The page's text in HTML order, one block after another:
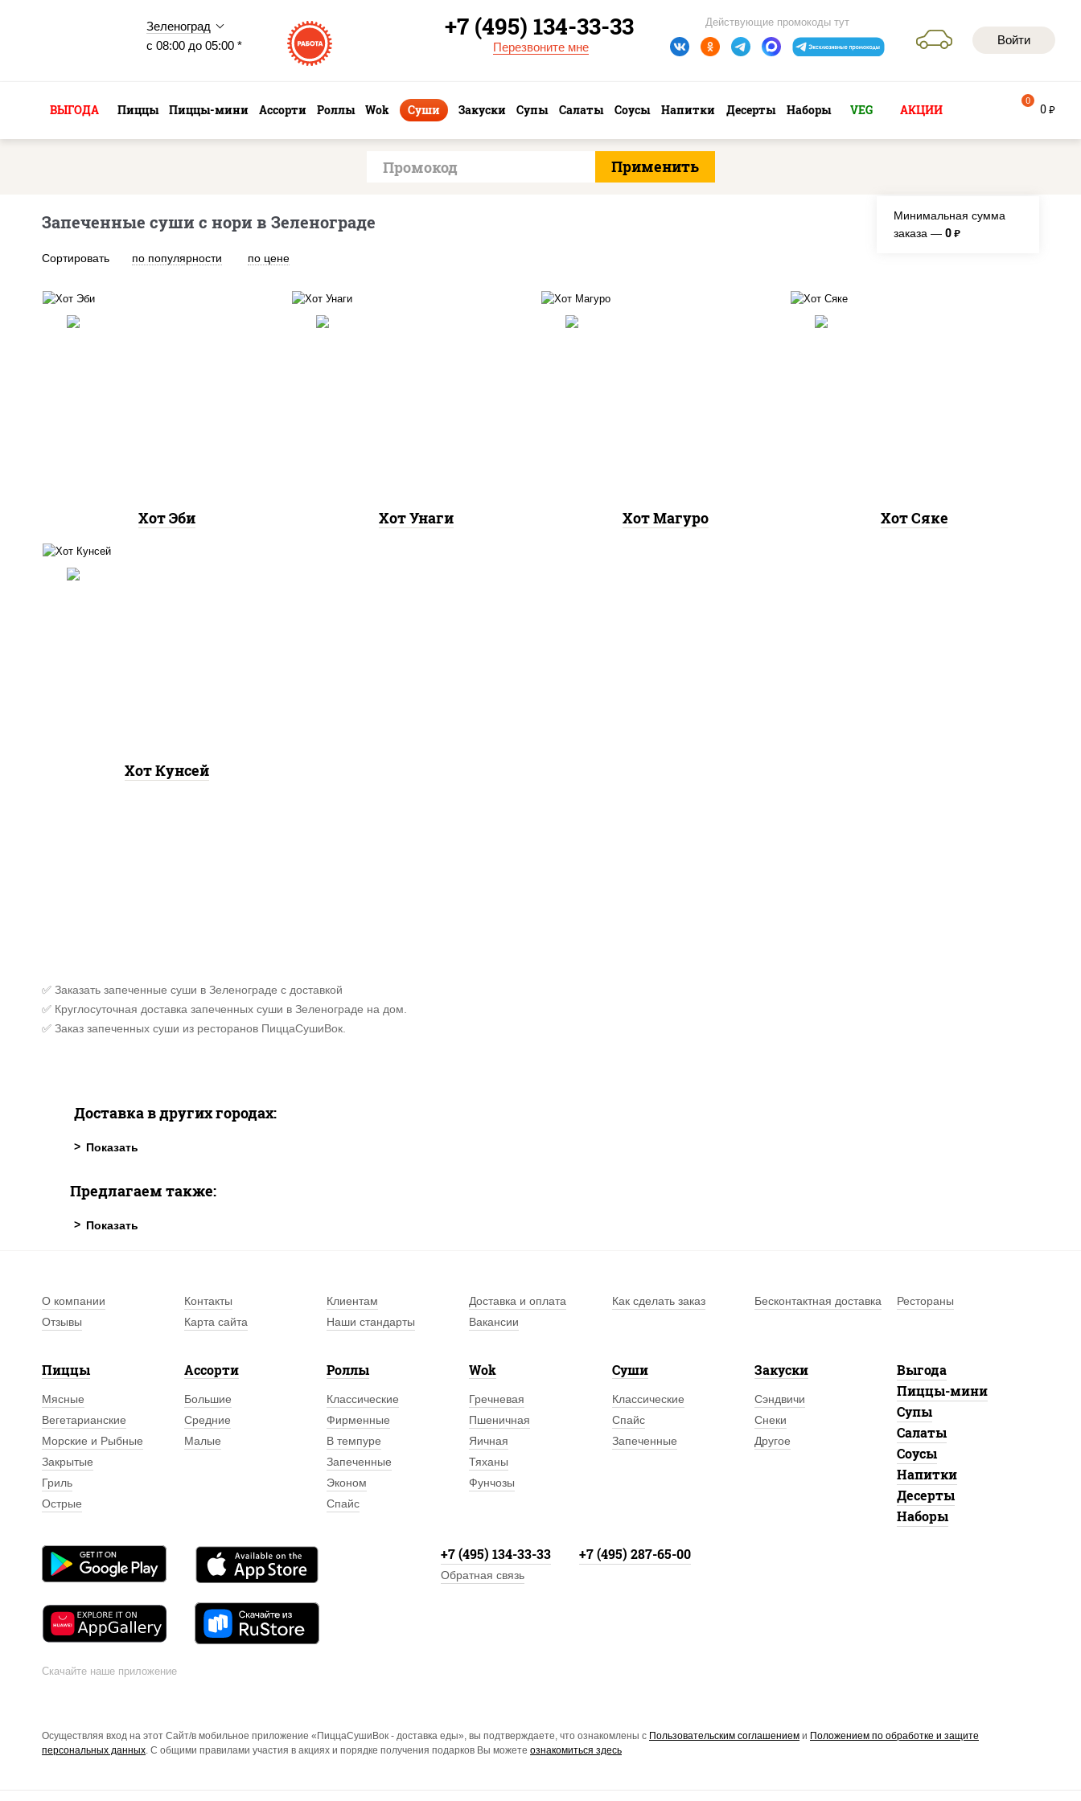
Зеленоград
с 08:00 до 05:00 *
Войти
Действующие промокоды тут
+7 (495) 134-33-33
Перезвоните мне
ВЫГОДА Пиццы Пиццы-мини Ассорти Роллы Wok Суши Закуски Супы Салаты Соусы Напитки Десерты Наборы VEG АКЦИИ 0 руб
0
Запеченные суши с нори в Зеленограде
Сортировать по популярности по цене
Минимальная сумма
заказа — 0 руб.
Хот Эби Хот Унаги Хот Магуро Хот Сяке
Хот Кунсей
✅ Заказать запеченные суши в Зеленограде с доставкой
✅ Круглосуточная доставка запеченных суши в Зеленограде на дом.
✅ Заказ запеченных суши из ресторанов ПиццаСушиВок.
Доставка в других городах:
Предлагаем также:
О компании Контакты Клиентам Доставка и оплата Как сделать заказ Бесконтактная доставка
Рестораны
Отзывы
Карта сайта Наши стандарты Вакансии
Пиццы
Мясные
Вегетарианские
Морские и Рыбные
Закрытые
Гриль
Острые
Ассорти
Большие
Средние
Малые
Роллы
Классические
Фирменные
В темпуре
Запеченные
Эконом
Спайс
Wok
Гречневая
Пшеничная
Яичная
Тяханы
Фунчозы
Суши
Классические
Спайс
Запеченные
Закуски
Сэндвичи
Снеки
Другое
Выгода
Пиццы-мини
Супы
Салаты
Соусы
Напитки
Десерты
Наборы
Скачайте наше приложение
+7 (495) 134-33-33 +7 (495) 287-65-00
Обратная связь
Осуществляя вход на этот Сайт/в мобильное приложение «ПиццаСушиВок - доставка еды», вы подтверждаете, что ознакомлены с Пользовательским соглашением и Положением по обработке и защите
персональных данных. С общими правилами участия в акциях и порядке получения подарков Вы можете ознакомиться здесь